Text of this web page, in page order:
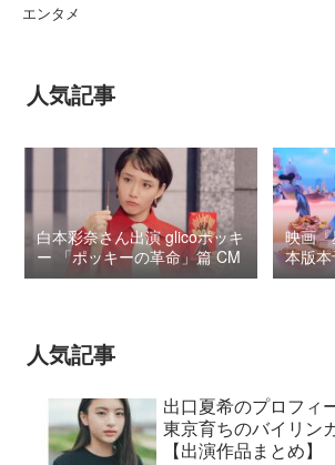
エンタメ
人気記事
白本彩奈さん出演 glicoポッキ
ー 「ポッキーの革命」篇 CM
映画『
本版
シモ
人気記事
出口夏希のプロフィ
東京育ちのバイリン
【出演作品まとめ】